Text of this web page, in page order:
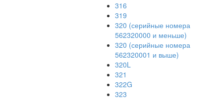
316
319
320 (серийные номера
562320000 и меньше)
320 (серийные номера
562320001 и выше)
320L
321
322G
323